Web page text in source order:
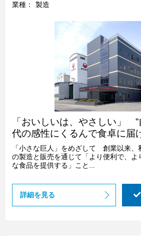
業種： 製造
「おいしいは、やさしい」
代の感性にくるんで食卓に届
「小さな巨人」をめざして 創業以来、
の製造と販売を通じて「より便利で、よ
な食品を提供する」こと...
詳細を見る